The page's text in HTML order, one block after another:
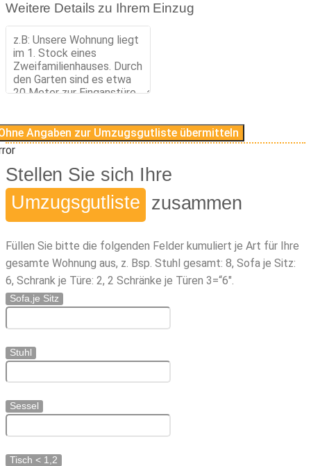
Weitere Details zu Ihrem Einzug
Angaben zur Umzugsgutliste übermitteln
Stellen Sie sich Ihre
Umzugsgutliste zusammen
Füllen Sie bitte die folgenden Felder kumuliert je Art für Ihre
gesamte Wohnung aus, z. Bsp. Stuhl gesamt: 8, Sofa je Sitz:
6, Schrank je Türe: 2, 2 Schränke je Türen 3=“6″.
Sofa,je Sitz
Stuhl
Sessel
Tisch < 1,2